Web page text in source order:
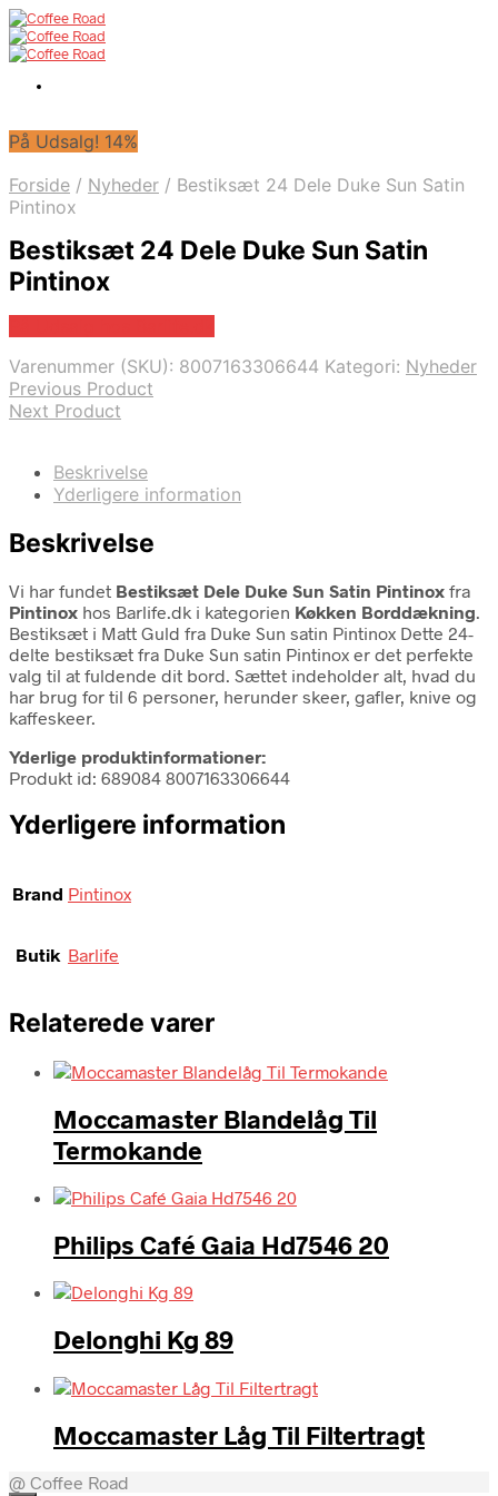
På Udsalg! 14%
Forside / Nyheder / Bestiksæt 24 Dele Duke Sun Satin
Pintinox
Bestiksæt 24 Dele Duke Sun Satin
Pintinox
Varenummer (SKU): 8007163306644 Kategori: Nyheder
Previous Product
Next Product
Beskrivelse
Yderligere information
Beskrivelse
Vi har fundet Bestiksæt Dele Duke Sun Satin Pintinox fra
Pintinox hos Barlife.dk i kategorien Køkken Borddækning.
Bestiksæt i Matt Guld fra Duke Sun satin Pintinox Dette 24-
delte bestiksæt fra Duke Sun satin Pintinox er det perfekte
valg til at fuldende dit bord. Sættet indeholder alt, hvad du
har brug for til 6 personer, herunder skeer, gafler, knive og
kaffeskeer.
Yderlige produktinformationer:
Produkt id: 689084 8007163306644
Yderligere information
Brand Pintinox
Butik Barlife
Relaterede varer
Moccamaster Blandelåg Til
Termokande
Philips Café Gaia Hd7546 20
Delonghi Kg 89
Moccamaster Låg Til Filtertragt
@ Coffee Road